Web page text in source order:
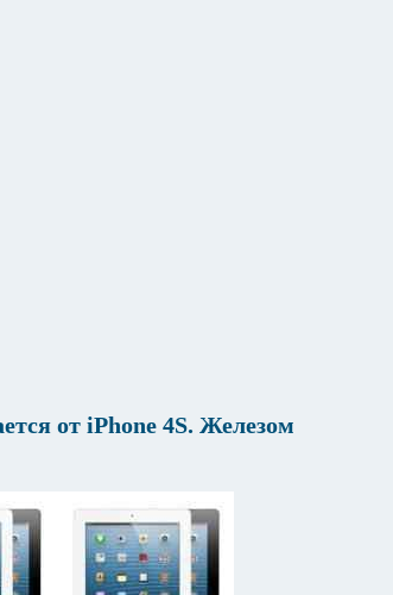
от iPhone 4S. Железом